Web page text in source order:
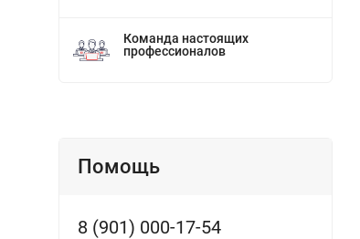
Команда настоящих
профессионалов
Помощь
8 (901) 000-17-54